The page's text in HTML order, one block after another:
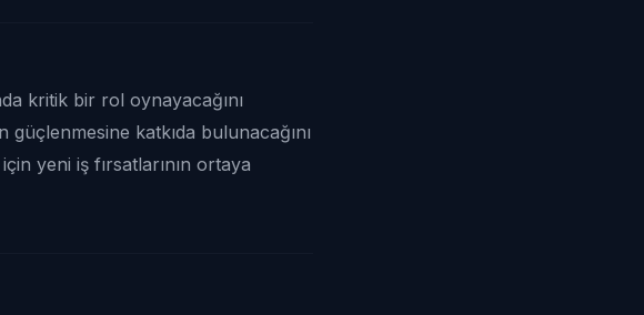
kritik bir rol oynayacağını
katkıda bulunacağını
yeni iş fırsatlarının ortaya